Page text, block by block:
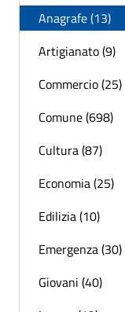
Anagrafe (13)
Artigianato (9)
Commercio (25)
Comune (698)
Cultura (87)
Economia (25)
Edilizia (10)
Emergenza (30)
Giovani (40)